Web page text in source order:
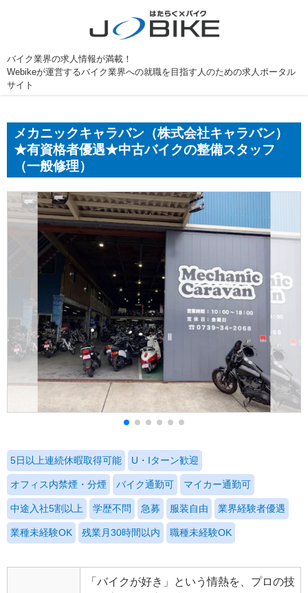
バイク業界の求人情報が満載！
Webikeが運営するバイク業界への就職を目指す人のための求人ポータル
サイト
メカニックキャラバン（株式会社キャラバン）
★有資格者優遇★中古バイクの整備スタッフ
（一般修理）
5日以上連続休暇取得可能 U・Iターン歓迎
オフィス内禁煙・分煙 バイク通勤可 マイカー通勤可
中途入社5割以上 学歴不問 急募 服装自由 業界経験者優遇
業種未経験OK 残業月30時間以内 職種未経験OK
「バイクが好き」という情熱を、プロの技